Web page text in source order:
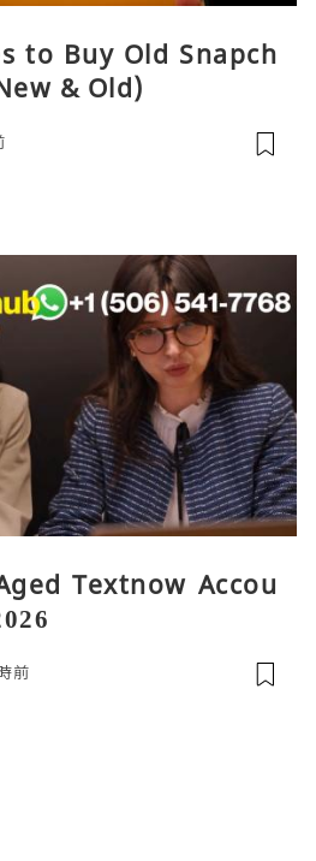
to Buy Old Snapch
& Old)
Textnow Accou
前